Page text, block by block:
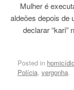
Mulher é
aldeões depois de
declarar “kari”
Posted in
Polícia, vergonha.